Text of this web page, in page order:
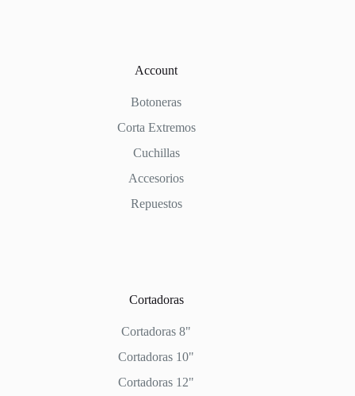
Account
Botoneras
Corta Extremos
Cuchillas
Accesorios
Repuestos
Cortadoras
Cortadoras 8"
Cortadoras 10"
Cortadoras 12"